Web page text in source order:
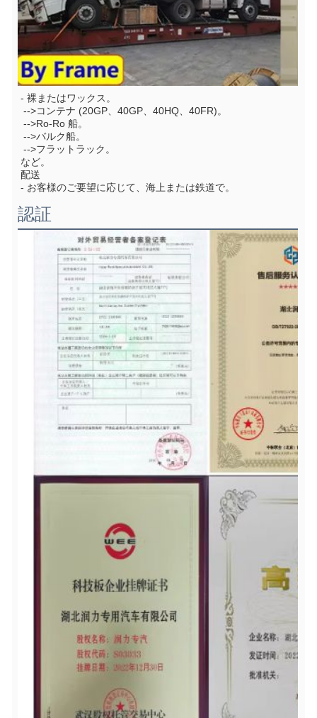
- 裸またはワックス。
-->コンテナ (20GP、40GP、40HQ、40FR)。
-->Ro-Ro 船。
-->バルク船。
-->フラットラック。
など。
配送
- お客様のご要望に応じて、海上または鉄道で。
認証